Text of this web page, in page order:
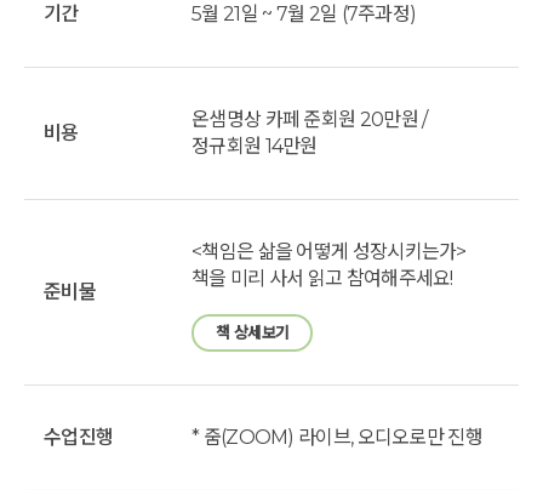
기간 5월 21일 ~ 7월 2일 (7주과정)
비용
온샘명상 카페 준회원 20만원 /
정규회원 14만원
준비물
<책임은 삶을 어떻게 성장시키는가>
책을 미리 사서 읽고 참여해주세요!
책 상세보기
수업진행 * 줌(ZOOM) 라이브, 오디오로만 진행